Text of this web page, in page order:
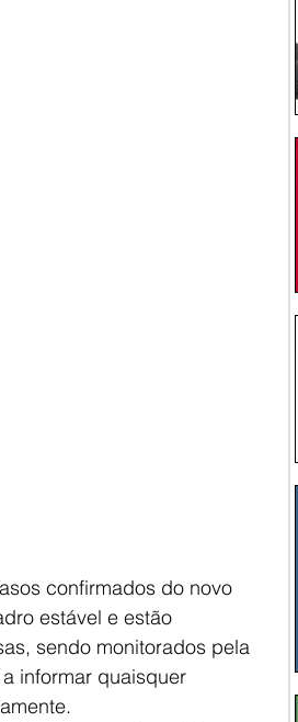
confirmados do novo
estável e estão
sendo monitorados pela
informar quaisquer